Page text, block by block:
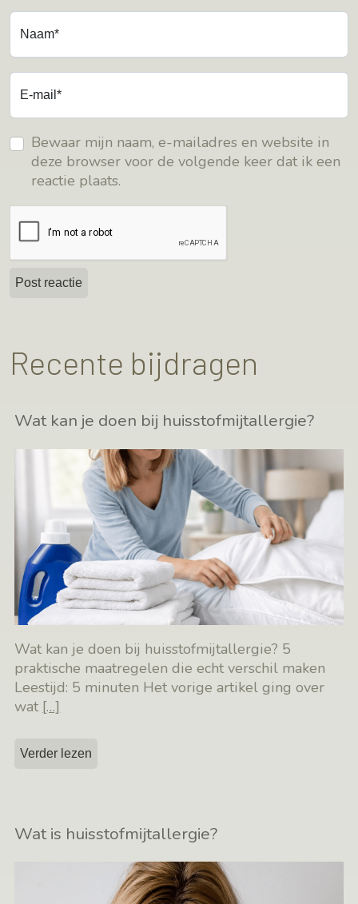
Naam*
E-mail*
Bewaar mijn naam, e-mailadres en website in
deze browser voor de volgende keer dat ik een
reactie plaats.
Recente bijdragen
Wat kan je doen bij huisstofmijtallergie?
Wat kan je doen bij huisstofmijtallergie? 5
praktische maatregelen die echt verschil maken
Leestijd: 5 minuten Het vorige artikel ging over
wat […]
Verder lezen
Wat is huisstofmijtallergie?